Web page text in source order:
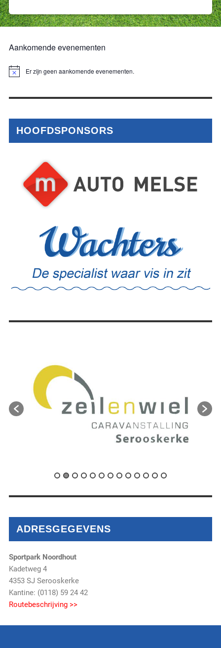
Aankomende evenementen
BerichtEr zijn geen aankomende evenementen.
HOOFDSPONSORS
ADRESGEGEVENS
Sportpark Noordhout
Kadetweg 4
4353 SJ Serooskerke
Kantine: (0118) 59 24 42
Routebeschrijving >>